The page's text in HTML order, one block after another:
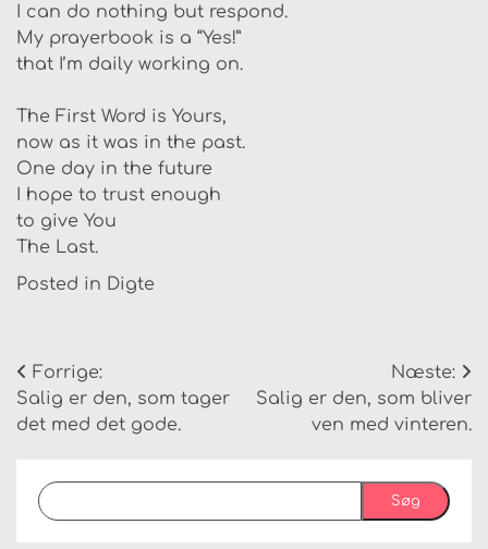
I can do nothing but respond.
My prayerbook is a “Yes!”
that I’m daily working on.
The First Word is Yours,
now as it was in the past.
One day in the future
I hope to trust enough
to give You
The Last.
Posted in Digte
Indlægsnavigation
Forrige:
Salig er den, som tager
det med det gode.
Næste:
Salig er den, som bliver
ven med vinteren.
Søg